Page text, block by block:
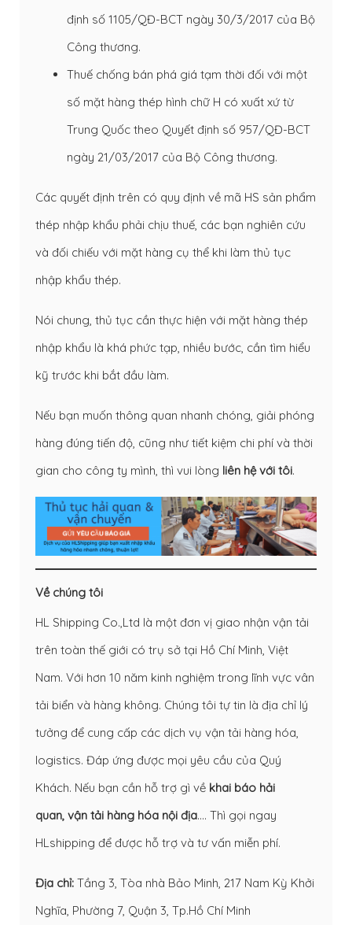
định số 1105/QĐ-BCT ngày 30/3/2017 của Bộ
Công thương.
Thuế chống bán phá giá tạm thời đối với một
số mặt hàng thép hình chữ H có xuất xứ từ
Trung Quốc theo Quyết định số 957/QĐ-BCT
ngày 21/03/2017 của Bộ Công thương.
Các quyết định trên có quy định về mã HS sản phẩm
thép nhập khẩu phải chịu thuế, các bạn nghiên cứu
và đối chiếu với mặt hàng cụ thể khi làm thủ tục
nhập khẩu thép.
Nói chung, thủ tục cần thực hiện với mặt hàng thép
nhập khẩu là khá phức tạp, nhiều bước, cần tìm hiểu
kỹ trước khi bắt đầu làm.
Nếu bạn muốn thông quan nhanh chóng, giải phóng
hàng đúng tiến độ, cũng như tiết kiệm chi phí và thời
gian cho công ty mình, thì vui lòng liên hệ với tôi.
Về chúng tôi
HL Shipping Co.,Ltd là một đơn vị giao nhận vận tải
trên toàn thế giới có trụ sở tại Hồ Chí Minh, Việt
Nam. Với hơn 10 năm kinh nghiệm trong lĩnh vực vân
tải biển và hàng không. Chúng tôi tự tin là địa chỉ lý
tưởng để cung cấp các dịch vụ vận tải hàng hóa,
logistics. Đáp ứng được mọi yêu cầu của Quý
Khách. Nếu bạn cần hỗ trợ gì về khai báo hải
quan, vận tải hàng hóa nội địa…. Thì gọi ngay
HLshipping để được hỗ trợ và tư vấn miễn phí.
Địa chỉ: Tầng 3, Tòa nhà Bảo Minh, 217 Nam Kỳ Khởi
Nghĩa, Phường 7, Quận 3, Tp.Hồ Chí Minh